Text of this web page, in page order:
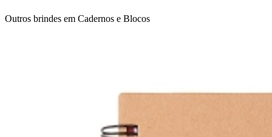
Outros brindes em Cadernos e Blocos